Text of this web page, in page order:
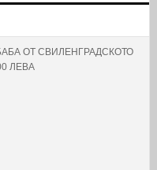
ОТ СВИЛЕНГРАДСКОТО
ЛЕВА